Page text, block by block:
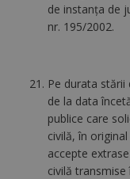
de instanţa de
nr. 195/2002.
Pe durata
de la data
publice care
civilă, în
accepte
civilă